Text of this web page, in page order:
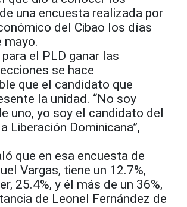
una encuesta realizada por
del Cibao los días
mayo.
el PLD ganar las
se hace
que el candidato que
la unidad. “No soy
uno, yo soy el candidato del
Liberación Dominicana”,
que en esa encuesta de
Vargas, tiene un 12.7%,
25.4%, y él más de un 36%,
de Leonel Fernández de